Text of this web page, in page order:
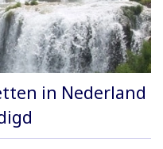
in Nederland